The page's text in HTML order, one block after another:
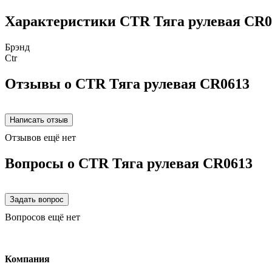
Характеристики CTR Тяга рулевая
Брэнд
Ctr
Отзывы о CTR Тяга рулевая CR0613
Отзывов ещё нет
Вопросы о CTR Тяга рулевая CR0613
Вопросов ещё нет
Компания